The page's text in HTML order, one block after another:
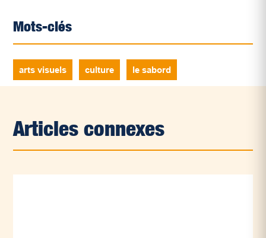
Mots-clés
arts visuels culture le sabord
Articles connexes